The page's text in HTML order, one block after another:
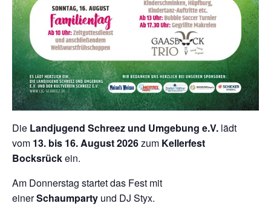
Die Landjugend Schreez und Umgebung e.V. lädt
vom 13. bis 16. August 2026zum Kellerfest
Bocksrückein.
Am Donnerstag startet das Fest mit
einerSchaumparty und DJ Styx.